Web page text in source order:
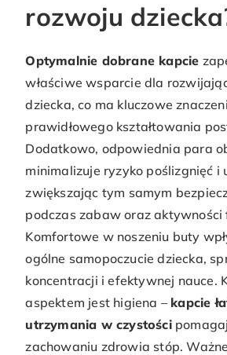
rozwoju
Optymalnie dobrane kapcie
właściwe wsparcie dla
dziecka, co ma kluczowe
prawidłowego kształtowania
Dodatkowo, odpowiednia para
minimalizuje ryzyko poślizgnięć i
zwiększając tym samym
podczas zabaw oraz aktywności
Komfortowe w noszeniu buty
ogólne samopoczucie dziecka,
koncentracji i efektywnej nauce.
aspektem jest higiena – kapcie
utrzymania w czystości
zachowaniu zdrowia stóp.